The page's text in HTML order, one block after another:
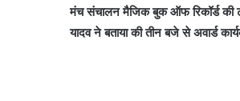
मंच संचालन मैजिक बुक ऑफ रिकॉर्ड की
यादव ने बताया की तीन बजे से अवार्ड